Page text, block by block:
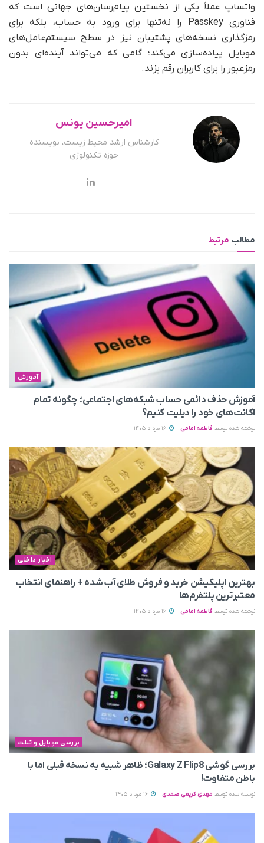
واتساپ عملاً یکی از نخستین پیام‌رسان‌های جهانی است که
فناوری Passkey را نه‌تنها برای ورود به حساب، بلکه برای
رمزگذاری نسخه‌های پشتیبان نیز در سطح سیستم‌عامل‌های
موبایل پیاده‌سازی می‌کند؛ گامی که می‌تواند آینده‌ای بدون
رمزعبور را برای کاربران رقم بزند.
امیرحسین یونس
کارشناس ارشد محیط زیست، نویسنده
حوزه تکنولوژی
مطالب مرتبط
آموزش
آموزش حذف دائمی حساب شبکه‌های اجتماعی؛ چگونه تمام
اکانت‌های خود را دیلیت کنیم؟
نوشته شده توسط فاطمه امامی
اخبار داخلی
بهترین اپلیکیشن خرید و فروش طلای آب شده + راهنمای انتخاب
معتبرترین پلتفرم‌ها
نوشته شده توسط فاطمه امامی
بررسی موبایل و تبلت
بررسی گوشی Galaxy Z Flip8؛ ظاهر شبیه به نسخه قبلی اما با
باطن متفاوت!
نوشته شده توسط مهدی کریمی صمدی